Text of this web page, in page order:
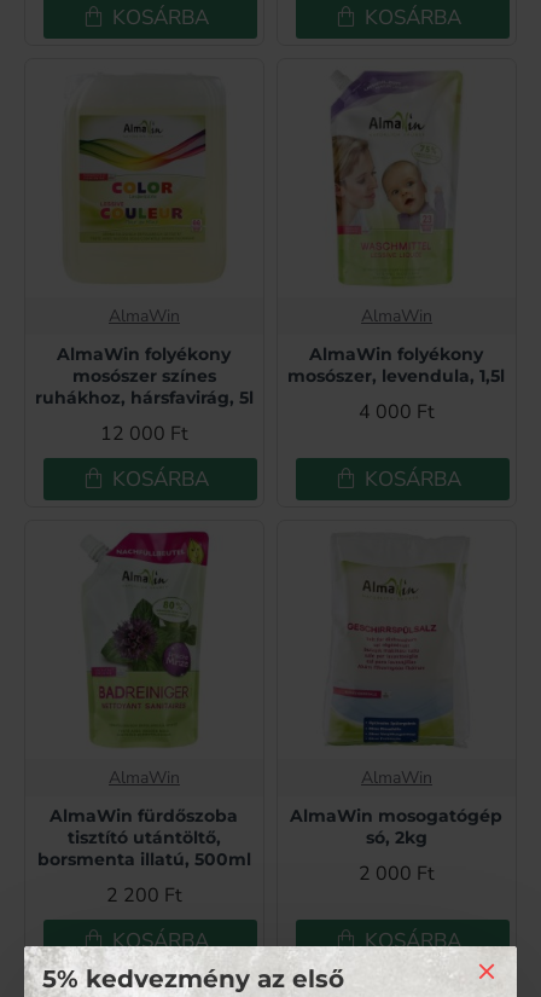
5% kedvezmény az első
KOSÁRBA KOSÁRBA
AlmaWin
AlmaWin folyékony
mosószer színes
ruhákhoz, hársfavirág, 5l
12 000 Ft
KOSÁRBA
AlmaWin
AlmaWin folyékony
mosószer, levendula, 1,5l
4 000 Ft
KOSÁRBA
AlmaWin
AlmaWin fürdőszoba
tisztító utántöltő,
borsmenta illatú, 500ml
2 200 Ft
KOSÁRBA
AlmaWin
AlmaWin mosogatógép
só, 2kg
2 000 Ft
KOSÁRBA